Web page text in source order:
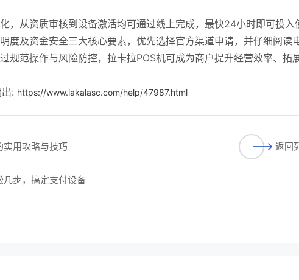
，从资质审核到设备激活均可通过线上完成，最快24小时即可投入
度及资金安全三大核心要素，优先选择官方渠道申请，并仔细阅读
规范操作与风险防控，拉卡拉POS机可成为商户提升经营效率、拓
: https://www.lakalasc.com/help/47987.html
实用攻略与技巧
几步，搞定支付设备
返回